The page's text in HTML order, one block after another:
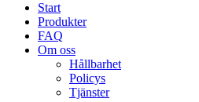
Start
Produkter
FAQ
Om oss
Hållbarhet
Policys
Tjänster